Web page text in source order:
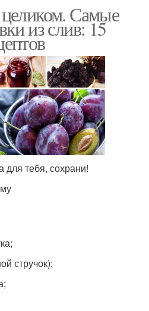
Самые
из слив: 15
для тебя, сохрани!
стручок);